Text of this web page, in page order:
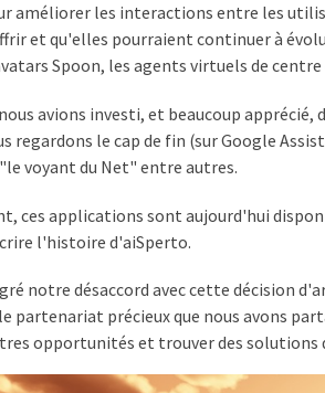
améliorer les interactions entre les
et qu'elles pourraient continuer à
Spoon, les agents virtuels de
avions investi, et beaucoup
regardons le cap de fin (sur Google
voyant du Net" entre autres.
ces applications sont aujourd'hui
l'histoire d'aiSperto.
notre désaccord avec cette décision
partenariat précieux que nous avons
opportunités et trouver des solutions